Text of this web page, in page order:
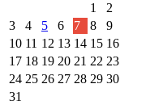
1
2
3
4 5 6 7 8
9
10 11 12 13 14 15 16
17 18 19 20 21 22 23
24 25 26 27 28 29 30
31